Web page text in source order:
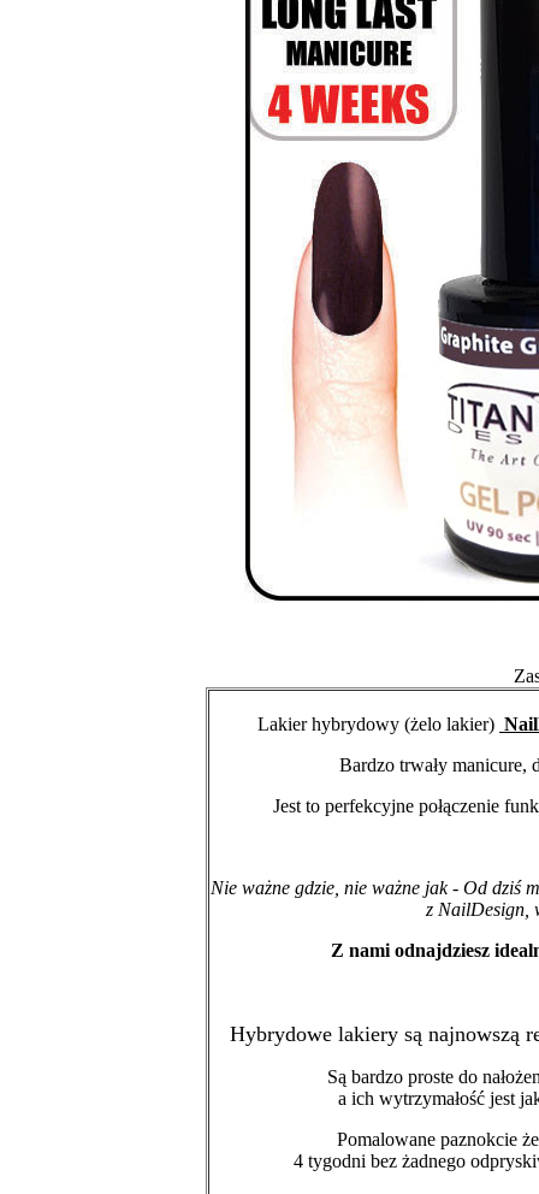
Lakier hybrydowy (żelo lakier)
Bardzo trwały manicure,
Jest to perfekcyjne połączenie
Nie ważne gdzie, nie ważne jak - Od dziś
z NailDesign,
Z nami odnajdziesz
Hybrydowe lakiery są najnowszą
Są bardzo proste do
a ich wytrzymałość jest
Pomalowane paznokcie
4 tygodni bez żadnego